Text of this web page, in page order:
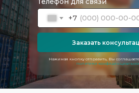
Нажимая кнопку отправить, Вы
политики
+7
Заказать
ФТС-Сервис организует регулярные
перевозки сборных грузов из
том числе учитывая особые режимы,
санкционные ограничения и нештатные
ситуации. Мы предоставляем
сервис для клиентов, которым важно
доставить небольшие партии товара